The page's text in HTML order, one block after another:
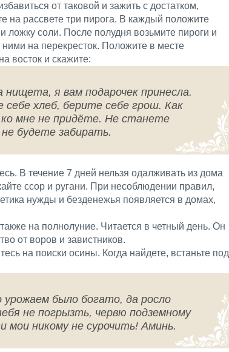
от таковой и зажить с достатком,
на рассвете три пирога. В каждый положите
ложку соли. После полудня возьмите пироги и
ними на перекресток. Положите в месте
восток и скажите:
я вам подарочек принесла.
хлеб, берите себе грош. Как
мне не придёте. Не станете
будете забирать.
В течение 7 дней нельзя одалживать из дома
ссор и ругани. При несоблюдении правил,
нужды и безденежья появляется в домах,
на полнолуние. Читается в четный день. Он
от воров и завистников.
на поиски осины. Когда найдете, встаньте под
было богато, да росло
не погрызть, червю подземному
мои никому не сурочить! Аминь.